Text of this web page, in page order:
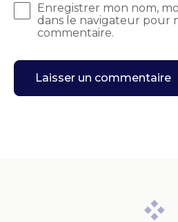
Enregistrer mon nom,
dans le navigateur pour
commentaire.